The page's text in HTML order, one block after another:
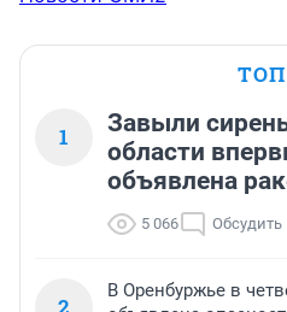
ТОП
1
Завыли
области
объявлена
5 066 Обсудить
В Оренбуржье в